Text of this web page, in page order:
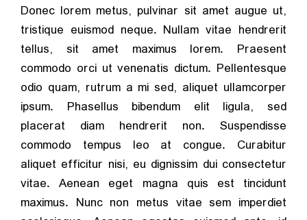
Donec lorem metus, pulvinar sit amet augue ut,
tristique euismod neque. Nullam vitae hendrerit
tellus, sit amet maximus lorem. Praesent
commodo orci ut venenatis dictum. Pellentesque
odio quam, rutrum a mi sed, aliquet ullamcorper
ipsum. Phasellus bibendum elit ligula, sed
placerat diam hendrerit non. Suspendisse
commodo tempus leo at congue. Curabitur
aliquet efficitur nisi, eu dignissim dui consectetur
vitae. Aenean eget magna quis est tincidunt
maximus. Nunc non metus vitae sem imperdiet